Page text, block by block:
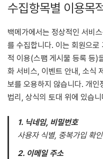
수집항목별 이용목
백메가에서는 정상적인 서비
를 수집합니다. 이는 회원으로
적 이용(스팸 게시물 등록 등)
화 서비스, 이벤트 안내, 소식
보를 오용하지 않습니다. 개인
법리, 상식의 토대 위에 있습니
1. 닉네임, 비밀번호
사용자 식별, 중복가입 확인
2. 이메일 주소